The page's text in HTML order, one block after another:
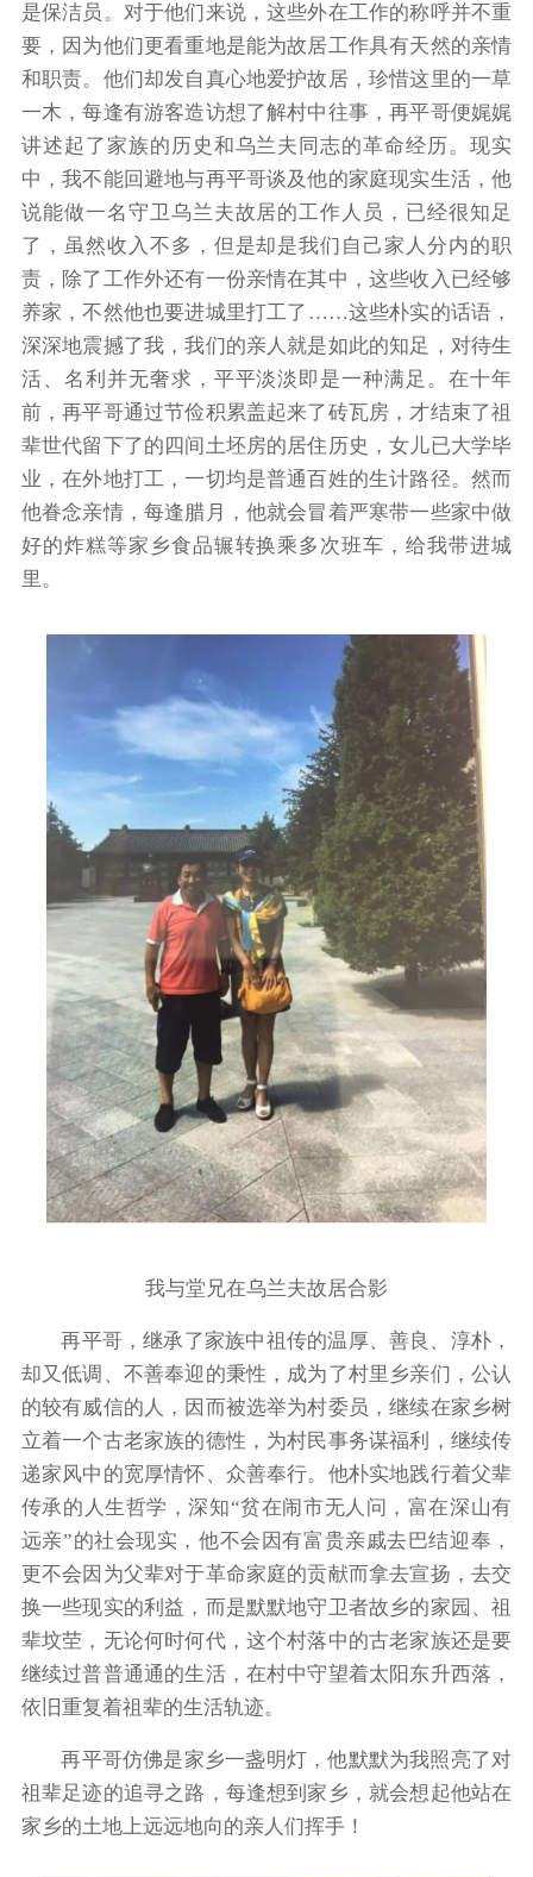
是保洁员。对于他们来说，这些外在工作的称呼并不重
要，因为他们更看重地是能为故居工作具有天然的亲情
和职责。他们却发自真心地爱护故居，珍惜这里的一草
一木，每逢有游客造访想了解村中往事，再平哥便娓娓
讲述起了家族的历史和乌兰夫同志的革命经历。现实
中，我不能回避地与再平哥谈及他的家庭现实生活，他
说能做一名守卫乌兰夫故居的工作人员，已经很知足
了，虽然收入不多，但是却是我们自己家人分内的职
责，除了工作外还有一份亲情在其中，这些收入已经够
养家，不然他也要进城里打工了……这些朴实的话语，
深深地震撼了我，我们的亲人就是如此的知足，对待生
活、名利并无奢求，平平淡淡即是一种满足。在十年
前，再平哥通过节俭积累盖起来了砖瓦房，才结束了祖
辈世代留下了的四间土坯房的居住历史，女儿已大学毕
业，在外地打工，一切均是普通百姓的生计路径。然而
他眷念亲情，每逢腊月，他就会冒着严寒带一些家中做
好的炸糕等家乡食品辗转换乘多次班车，给我带进城
里。
我与堂兄在乌兰夫故居合影
再平哥，继承了家族中祖传的温厚、善良、淳朴，
却又低调、不善奉迎的秉性，成为了村里乡亲们，公认
的较有威信的人，因而被选举为村委员，继续在家乡树
立着一个古老家族的德性，为村民事务谋福利，继续传
递家风中的宽厚情怀、众善奉行。他朴实地践行着父辈
传承的人生哲学，深知“贫在闹市无人问，富在深山有
远亲”的社会现实，他不会因有富贵亲戚去巴结迎奉，
更不会因为父辈对于革命家庭的贡献而拿去宣扬，去交
换一些现实的利益，而是默默地守卫者故乡的家园、祖
辈坟茔，无论何时何代，这个村落中的古老家族还是要
继续过普普通通的生活，在村中守望着太阳东升西落，
依旧重复着祖辈的生活轨迹。
再平哥仿佛是家乡一盏明灯，他默默为我照亮了对
祖辈足迹的追寻之路，每逢想到家乡，就会想起他站在
家乡的土地上远远地向的亲人们挥手！